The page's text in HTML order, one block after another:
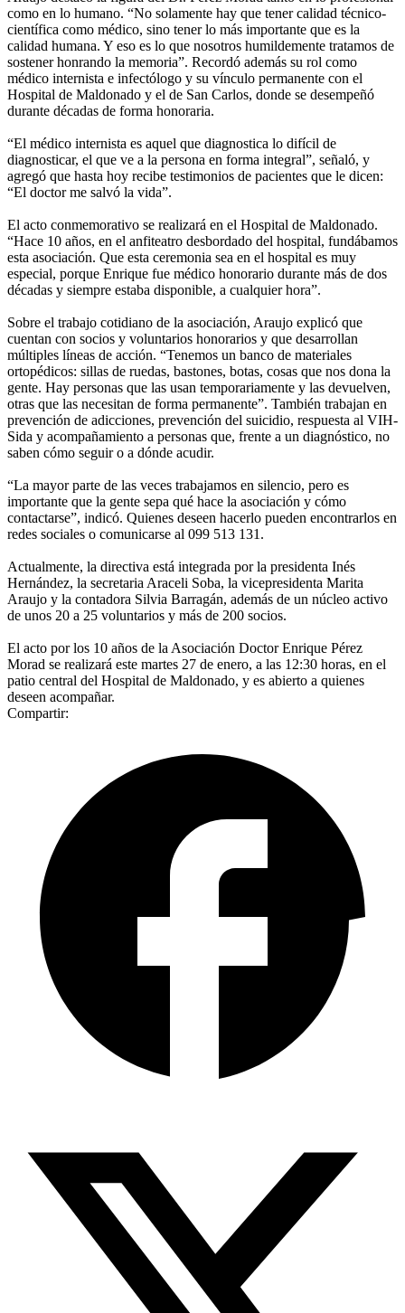
como en lo humano. “No solamente hay que tener calidad técnico-
científica como médico, sino tener lo más importante que es la
calidad humana. Y eso es lo que nosotros humildemente tratamos de
sostener honrando la memoria”. Recordó además su rol como
médico internista e infectólogo y su vínculo permanente con el
Hospital de Maldonado y el de San Carlos, donde se desempeñó
durante décadas de forma honoraria.
“El médico internista es aquel que diagnostica lo difícil de
diagnosticar, el que ve a la persona en forma integral”, señaló, y
agregó que hasta hoy recibe testimonios de pacientes que le dicen:
“El doctor me salvó la vida”.
El acto conmemorativo se realizará en el Hospital de Maldonado.
“Hace 10 años, en el anfiteatro desbordado del hospital, fundábamos
esta asociación. Que esta ceremonia sea en el hospital es muy
especial, porque Enrique fue médico honorario durante más de dos
décadas y siempre estaba disponible, a cualquier hora”.
Sobre el trabajo cotidiano de la asociación, Araujo explicó que
cuentan con socios y voluntarios honorarios y que desarrollan
múltiples líneas de acción. “Tenemos un banco de materiales
ortopédicos: sillas de ruedas, bastones, botas, cosas que nos dona la
gente. Hay personas que las usan temporariamente y las devuelven,
otras que las necesitan de forma permanente”. También trabajan en
prevención de adicciones, prevención del suicidio, respuesta al VIH-
Sida y acompañamiento a personas que, frente a un diagnóstico, no
saben cómo seguir o a dónde acudir.
“La mayor parte de las veces trabajamos en silencio, pero es
importante que la gente sepa qué hace la asociación y cómo
contactarse”, indicó. Quienes deseen hacerlo pueden encontrarlos en
redes sociales o comunicarse al 099 513 131.
Actualmente, la directiva está integrada por la presidenta Inés
Hernández, la secretaria Araceli Soba, la vicepresidenta Marita
Araujo y la contadora Silvia Barragán, además de un núcleo activo
de unos 20 a 25 voluntarios y más de 200 socios.
El acto por los 10 años de la Asociación Doctor Enrique Pérez
Morad se realizará este martes 27 de enero, a las 12:30 horas, en el
patio central del Hospital de Maldonado, y es abierto a quienes
deseen acompañar.
Compartir: